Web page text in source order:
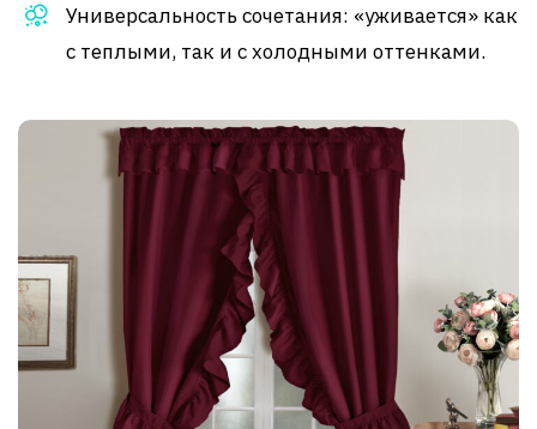
Универсальность сочетания: «уживается» как
с теплыми, так и с холодными оттенками.